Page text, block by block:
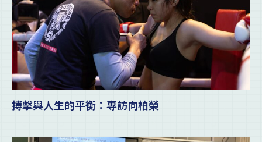
搏擊與人生的平衡：專訪向柏榮